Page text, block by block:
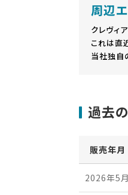
周辺
クレヴィ
これは直
当社独自
過去
販売年月
2026年5月